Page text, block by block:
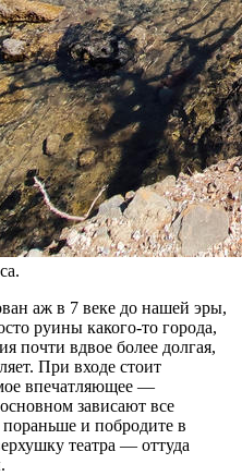
аж в 7 веке до нашей эры,
руины какого-то города,
почти вдвое более долгая,
При входе стоит
впечатляющее —
зависают все
и побродите в
театра — оттуда